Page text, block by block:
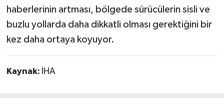
haberlerinin artması, bölgede sürücülerin sisli ve
buzlu yollarda daha dikkatli olması gerektiğini bir
kez daha ortaya koyuyor.
Kaynak: İHA